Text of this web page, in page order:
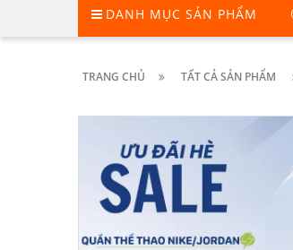
DANH MỤC SẢN PHẨM
TRANG CHỦ TẤT CẢ SẢN PHẨM